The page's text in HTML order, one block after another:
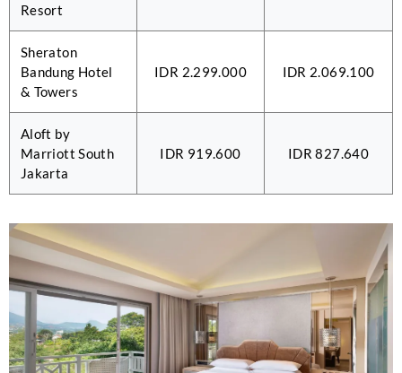
Resort
Sheraton
Bandung Hotel
& Towers
IDR 2.299.000 IDR 2.069.100
Aloft by
Marriott South
Jakarta
IDR 919.600 IDR 827.640